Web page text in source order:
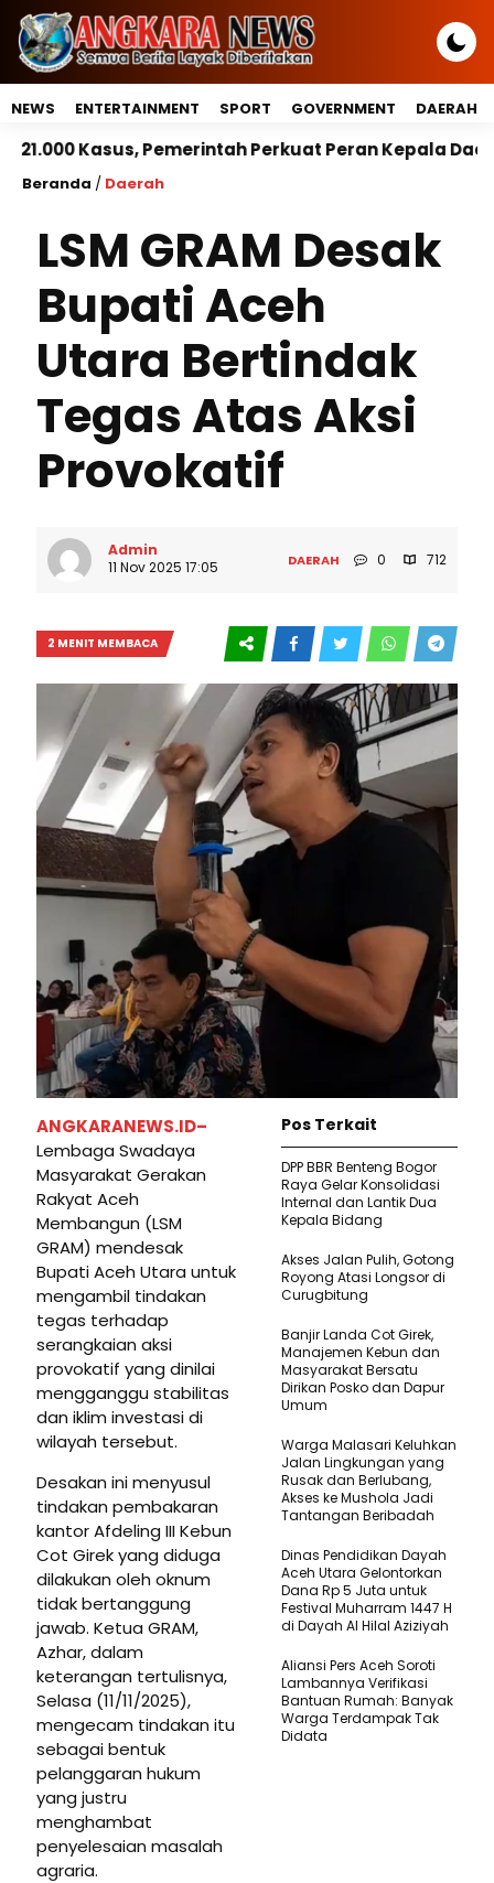
NEWS ENTERTAINMENT SPORT GOVERNMENT DAERAH
Perkuat Peran Kepala Daerah Untuk
Beranda / Daerah
LSM GRAM Desak
Bupati Aceh
Utara Bertindak
Tegas Atas Aksi
Provokatif
Admin
11 Nov 2025 17:05
DAERAH 0 712
2 MENIT MEMBACA
ANGKARANEWS.ID–
Lembaga Swadaya
Masyarakat Gerakan
Rakyat Aceh
Membangun (LSM
GRAM) mendesak
Bupati Aceh Utara untuk
mengambil tindakan
tegas terhadap
serangkaian aksi
provokatif yang dinilai
mengganggu stabilitas
dan iklim investasi di
wilayah tersebut.
Desakan ini menyusul
tindakan pembakaran
kantor Afdeling III Kebun
Cot Girek yang diduga
dilakukan oleh oknum
tidak bertanggung
jawab. Ketua GRAM,
Azhar, dalam
keterangan tertulisnya,
Selasa (11/11/2025),
mengecam tindakan itu
sebagai bentuk
pelanggaran hukum
yang justru
menghambat
penyelesaian masalah
agraria.
Pos Terkait
DPP BBR Benteng Bogor
Raya Gelar Konsolidasi
Internal dan Lantik Dua
Kepala Bidang
Akses Jalan Pulih, Gotong
Royong Atasi Longsor di
Curugbitung
Banjir Landa Cot Girek,
Manajemen Kebun dan
Masyarakat Bersatu
Dirikan Posko dan Dapur
Umum
Warga Malasari Keluhkan
Jalan Lingkungan yang
Rusak dan Berlubang,
Akses ke Mushola Jadi
Tantangan Beribadah
Dinas Pendidikan Dayah
Aceh Utara Gelontorkan
Dana Rp 5 Juta untuk
Festival Muharram 1447 H
di Dayah Al Hilal Aziziyah
Aliansi Pers Aceh Soroti
Lambannya Verifikasi
Bantuan Rumah: Banyak
Warga Terdampak Tak
Didata